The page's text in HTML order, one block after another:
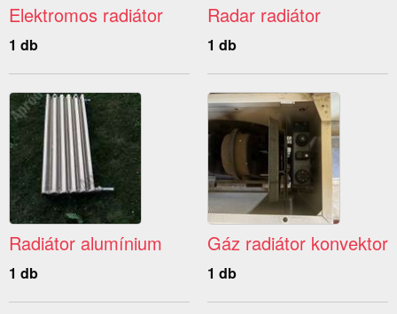
Elektromos radiátor
1 db
Radar radiátor
1 db
Radiátor alumínium
1 db
Gáz radiátor konvektor
1 db